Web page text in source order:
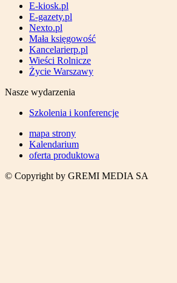
E-kiosk.pl
E-gazety.pl
Nexto.pl
Mała księgowość
Kancelarierp.pl
Wieści Rolnicze
Życie Warszawy
Nasze wydarzenia
Szkolenia i konferencje
mapa strony
Kalendarium
oferta produktowa
© Copyright by GREMI MEDIA SA